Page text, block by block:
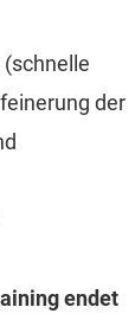
der
endet